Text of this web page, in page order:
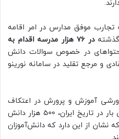
تجارب موفق مدارس در امر اقامه
گذشته
در 76 هزار مدرسه اقدام به
در خصوص سوالات دانش
و مرجع تقلید در سامانه نورینو
آموزش و پرورش در اعتکاف
دانش آموزی امسال برای اولین بار در تاریخ ایران، 500 هزار دانش
نشان از این دارد که دانش‌آموزان